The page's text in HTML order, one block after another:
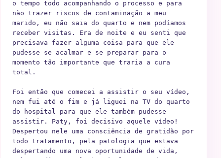
o tempo todo acompanhando o processo e para
não trazer riscos de contaminação a meu
marido, eu não saia do quarto e nem podíamos
receber visitas. Era de noite e eu senti que
precisava fazer alguma coisa para que ele
pudesse se acalmar e se preparar para o
momento tão importante que traria a cura
total.
Foi então que comecei a assistir o seu vídeo,
nem fui até o fim e já liguei na TV do quarto
do hospital para que ele também pudesse
assistir. Paty, foi decisivo aquele vídeo!
Despertou nele uma consciência de gratidão por
todo tratamento, pela patologia que estava
despertando uma nova oportunidade de vida,